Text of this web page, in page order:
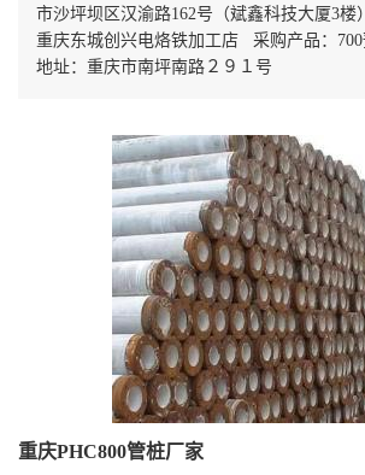
市沙坪坝区汉渝路162号（斌鑫科技大厦3楼）
重庆东城创兴电烙铁加工店 采购产品：
地址：重庆市南坪南路２９１号
重庆PHC800管桩厂家